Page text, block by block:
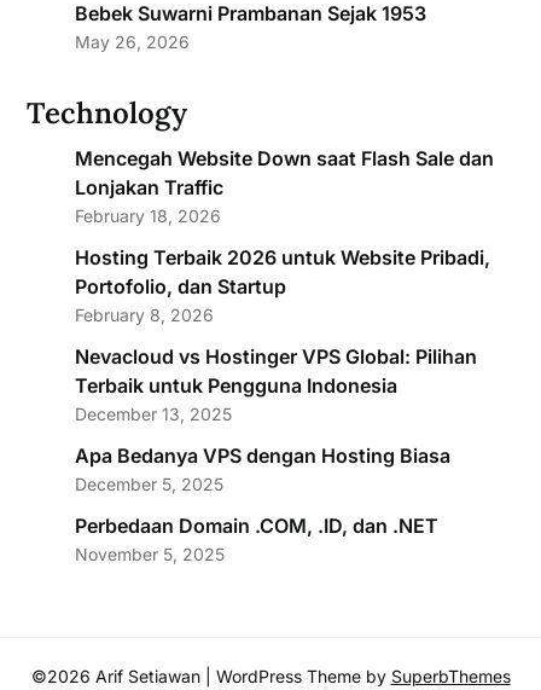
Bebek Suwarni Prambanan Sejak 1953
May 26, 2026
Technology
Mencegah Website Down saat Flash Sale dan
Lonjakan Traffic
February 18, 2026
Hosting Terbaik 2026 untuk Website Pribadi,
Portofolio, dan Startup
February 8, 2026
Nevacloud vs Hostinger VPS Global: Pilihan
Terbaik untuk Pengguna Indonesia
December 13, 2025
Apa Bedanya VPS dengan Hosting Biasa
December 5, 2025
Perbedaan Domain .COM, .ID, dan .NET
November 5, 2025
©2026 Arif Setiawan | WordPress Theme by SuperbThemes